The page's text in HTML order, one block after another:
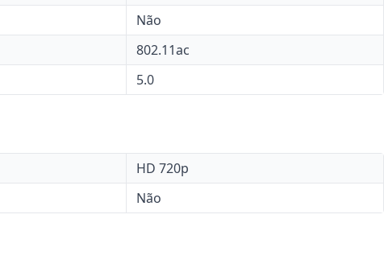
Não
802.11ac
5.0
HD 720p
Não